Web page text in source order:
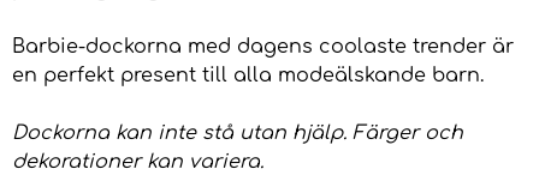
Barbie-dockorna med dagens coolaste trender är
en perfekt present till alla modeälskande barn.
Dockorna kan inte stå utan hjälp. Färger och
dekorationer kan variera.